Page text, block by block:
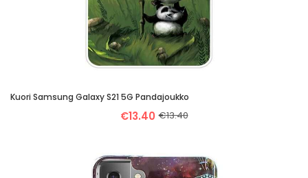
Kuori Samsung Galaxy S21 5G Pandajoukko
€13.40 €13.40